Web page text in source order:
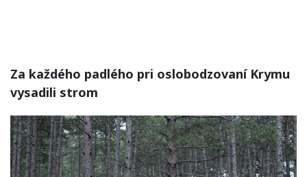
Za každého padlého pri oslobodzovaní Krymu
vysadili strom